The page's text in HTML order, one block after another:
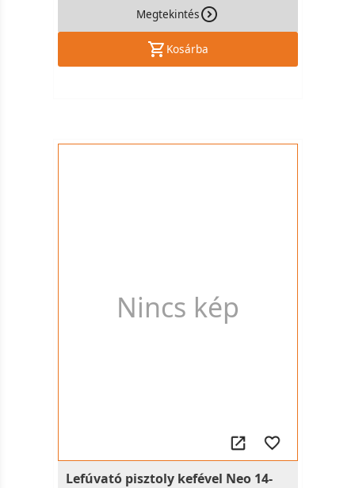
Megtekintés
Kosárba
Nincs kép
Lefúvató pisztoly kefével Neo 14-